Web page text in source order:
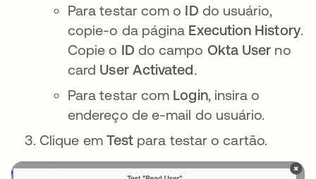
Para testar com o ID do usuário,
copie-o da página Execution History.
Copie o ID do campo Okta User no
card User Activated.
Para testar com Login, insira o
endereço de e-mail do usuário.
Clique em Test para testar o cartão.